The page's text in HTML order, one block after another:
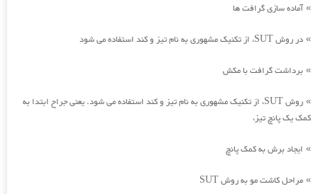
»آماده سازی گرافت ها
» در روش SUT، از تکنیک مشهوری به نام تیز و کند استفاده می شود
» برداشت گرافت با مکش
»
روش SUT، از تکنیک مشهوری به نام تیز و کند استفاده می شود. یعنی جراح ابتدا به
کمک یک پانچ تیز،
» ایجاد برش به کمک پانچ
» مراحل کاشت مو به روش SUT